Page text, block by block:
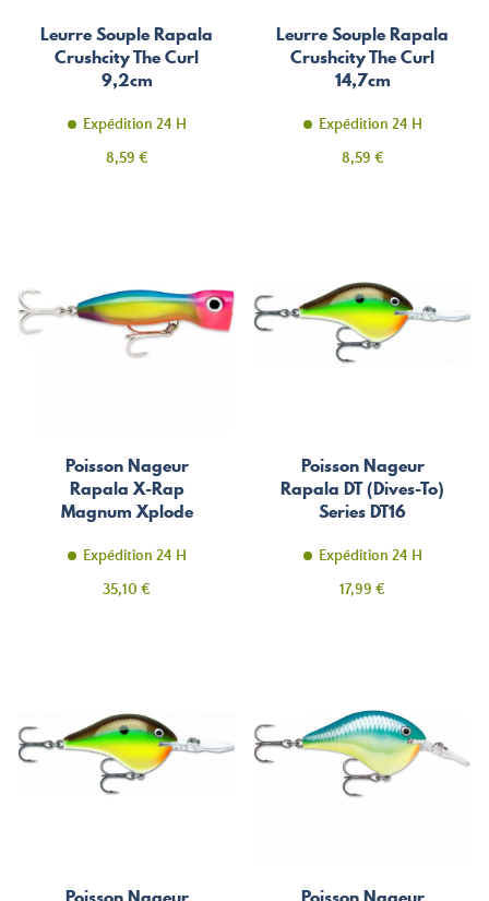
Leurre Souple Rapala
Crushcity The Curl
9,2cm
Expédition 24 H
Prix
8,59 €
Leurre Souple Rapala
Crushcity The Curl
14,7cm
Expédition 24 H
Prix
8,59 €
Poisson Nageur
Rapala X-Rap
Magnum Xplode
Expédition 24 H
Prix
35,10 €
Poisson Nageur
Rapala DT (Dives-To)
Series DT16
Expédition 24 H
Prix
17,99 €